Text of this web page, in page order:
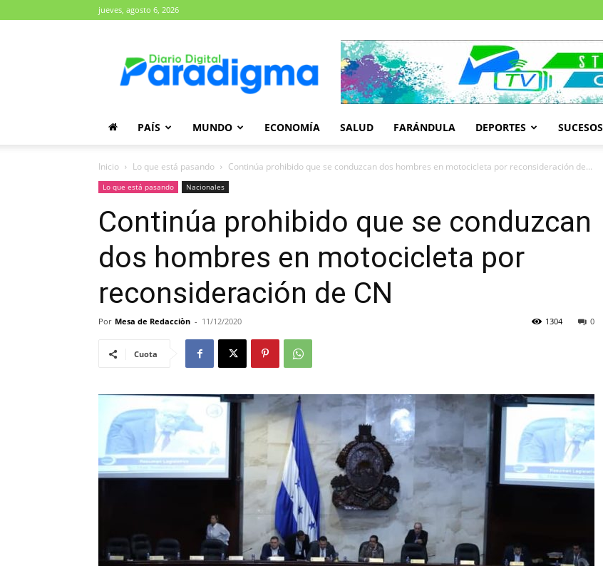
jueves, agosto 6, 2026
Paradigma
PAÍS MUNDO ECONOMÍA SALUD FARÁNDULA DEPORTES SUCESOS
Inicio Lo que está pasando Continúa prohibido que se conduzcan dos hombres en motocicleta por reconsideración de...
Lo que está pasando Nacionales
Continúa prohibido que se conduzcan
dos hombres en motocicleta por
reconsideración de CN
Por Mesa de Redacciòn - 11/12/2020 0
1304
Cuota